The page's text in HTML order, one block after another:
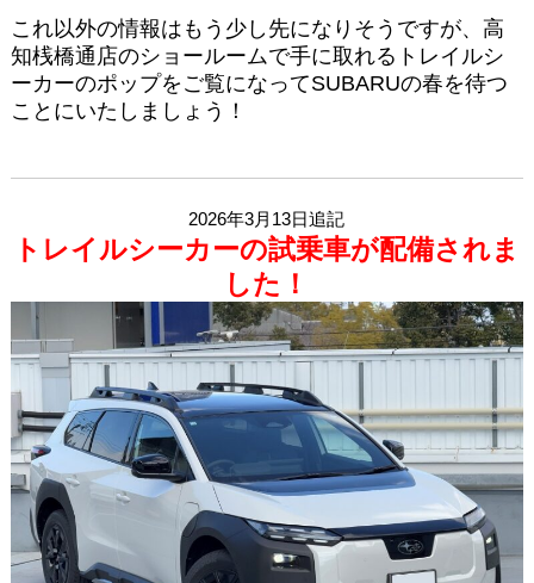
これ以外の情報はもう少し先になりそうですが、高
知桟橋通店のショールームで手に取れるトレイルシ
ーカーのポップをご覧になってSUBARUの春を待つ
ことにいたしましょう！
2026年3月13日追記
トレイルシーカーの試乗車が配備されま
した！